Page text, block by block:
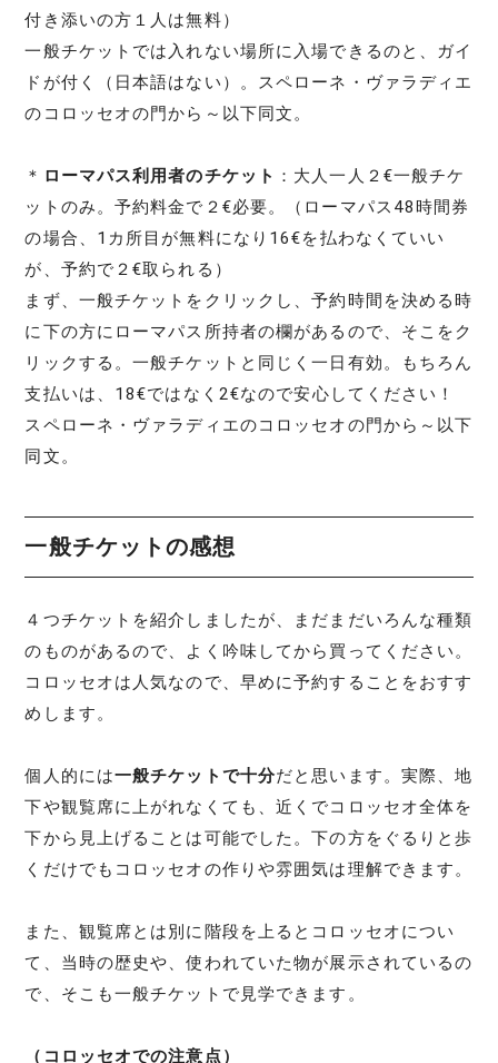
付き添いの方１人は無料）
一般チケットでは入れない場所に入場できるのと、ガイ
ドが付く（日本語はない）。スペローネ・ヴァラディエ
のコロッセオの門から～以下同文。
＊ ローマパス利用者のチケット ：大人一人２€一般チケ
ットのみ。予約料金で２€必要。（ローマパス48時間券
の場合、1カ所目が無料になり16€を払わなくていい
が、予約で２€取られる）
まず、一般チケットをクリックし、予約時間を決める時
に下の方にローマパス所持者の欄があるので、そこをク
リックする。一般チケットと同じく一日有効。もちろん
支払いは、18€ではなく2€なので安心してください！
スペローネ・ヴァラディエのコロッセオの門から～以下
同文。
一般チケットの感想
４つチケットを紹介しましたが、まだまだいろんな種類
のものがあるので、よく吟味してから買ってください。
コロッセオは人気なので、早めに予約することをおすす
めします。
個人的には一般チケットで十分だと思います。実際、地
下や観覧席に上がれなくても、近くでコロッセオ全体を
下から見上げることは可能でした。下の方をぐるりと歩
くだけでもコロッセオの作りや雰囲気は理解できます。
また、観覧席とは別に階段を上るとコロッセオについ
て、当時の歴史や、使われていた物が展示されているの
で、そこも一般チケットで見学できます。
（コロッセオでの注意点）